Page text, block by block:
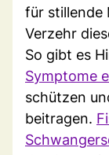
für stillende
Verzehr
So gibt es
Symptome
schützen
beitragen.